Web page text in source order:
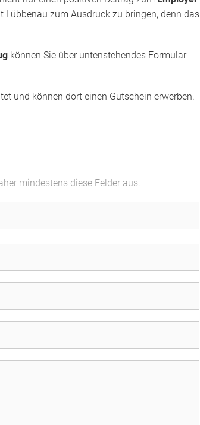
zum Ausdruck zu bringen, denn das
können Sie über untenstehendes Formular
und können dort einen Gutschein erwerben.
mindestens diese Felder aus.